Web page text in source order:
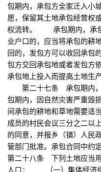
包期内，承包方全家迁入小
愿，保留其土地承包经营权
权流转。 承包期内，承包
业户口的，应当将承包的耕
回的，发包方可以收回承
包方交回承包地或者发包方
承包地上投入而提高土地生
第二十七条 承包期内
包期内，因自然灾害严重毁
间承包的耕地和草地需要适
成员的村民会议三分之二以
的同意，并报乡（镇）人民
管部门批准。承包合同中
第二十八条 下列土地应当
人口： （一）集体经济